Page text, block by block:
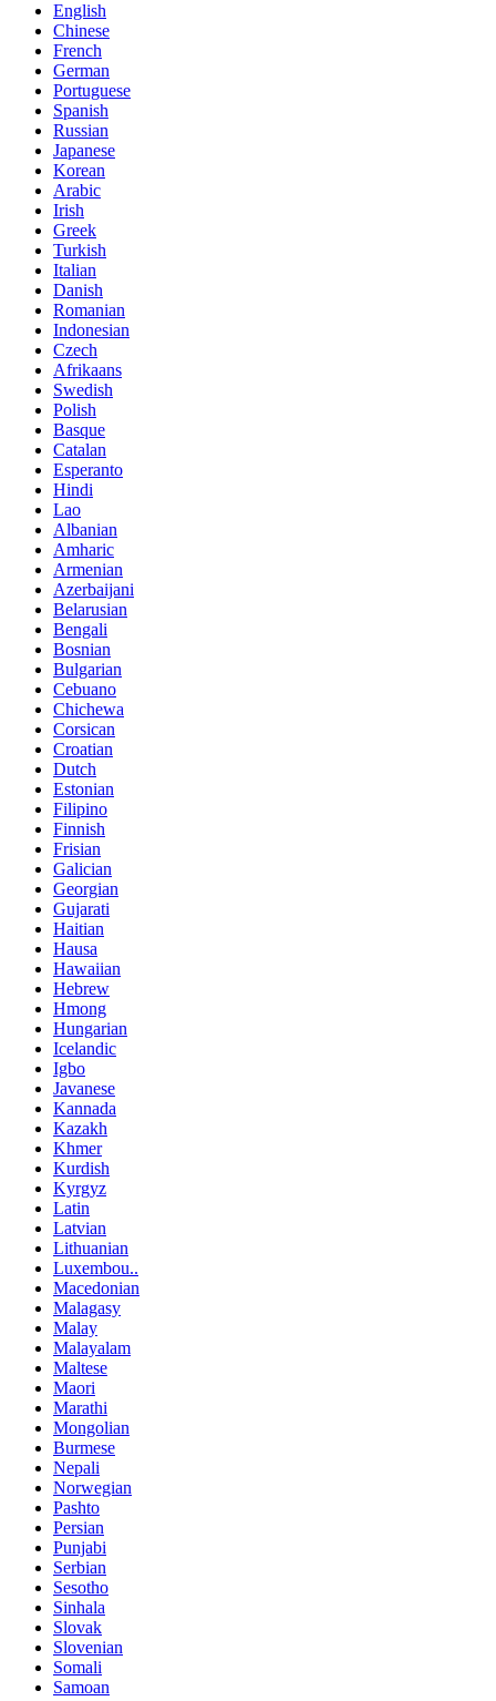
English
Chinese
French
German
Portuguese
Spanish
Russian
Japanese
Korean
Arabic
Irish
Greek
Turkish
Italian
Danish
Romanian
Indonesian
Czech
Afrikaans
Swedish
Polish
Basque
Catalan
Esperanto
Hindi
Lao
Albanian
Amharic
Armenian
Azerbaijani
Belarusian
Bengali
Bosnian
Bulgarian
Cebuano
Chichewa
Corsican
Croatian
Dutch
Estonian
Filipino
Finnish
Frisian
Galician
Georgian
Gujarati
Haitian
Hausa
Hawaiian
Hebrew
Hmong
Hungarian
Icelandic
Igbo
Javanese
Kannada
Kazakh
Khmer
Kurdish
Kyrgyz
Latin
Latvian
Lithuanian
Luxembou..
Macedonian
Malagasy
Malay
Malayalam
Maltese
Maori
Marathi
Mongolian
Burmese
Nepali
Norwegian
Pashto
Persian
Punjabi
Serbian
Sesotho
Sinhala
Slovak
Slovenian
Somali
Samoan